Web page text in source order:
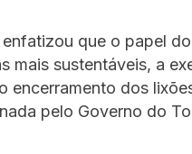
que o papel
mais sustentáveis, a
encerramento dos
pelo Governo do